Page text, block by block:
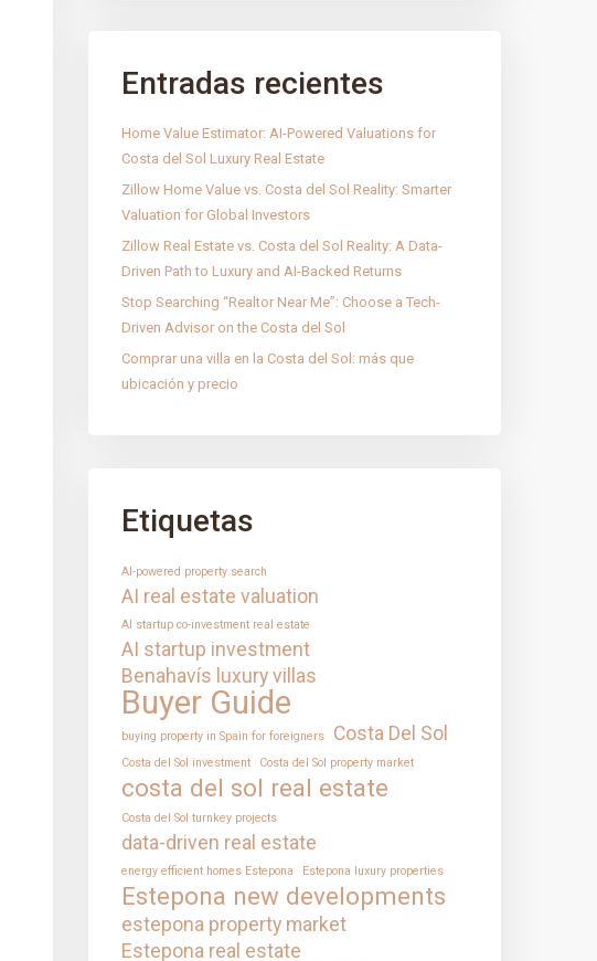
Entradas recientes
Home Value Estimator: AI-Powered Valuations for
Costa del Sol Luxury Real Estate
Zillow Home Value vs. Costa del Sol Reality: Smarter
Valuation for Global Investors
Zillow Real Estate vs. Costa del Sol Reality: A Data-
Driven Path to Luxury and AI-Backed Returns
Stop Searching “Realtor Near Me”: Choose a Tech-
Driven Advisor on the Costa del Sol
Comprar una villa en la Costa del Sol: más que
ubicación y precio
Etiquetas
AI-powered property search
AI real estate valuation
AI startup co-investment real estate
AI startup investment
Benahavís luxury villas
Buyer Guide
buying property in Spain for foreigners Costa Del Sol
Costa del Sol investment Costa del Sol property market
costa del sol real estate
Costa del Sol turnkey projects
data-driven real estate
energy efficient homes Estepona Estepona luxury properties
Estepona new developments
estepona property market
Estepona real estate